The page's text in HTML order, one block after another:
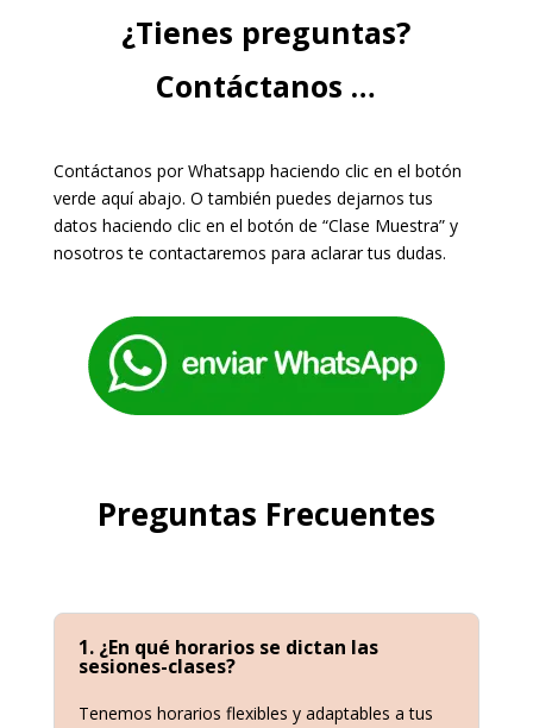
¿Tienes preguntas?
Contáctanos …
Contáctanos por Whatsapp haciendo clic en el botón
verde aquí abajo. O también puedes dejarnos tus
datos haciendo clic en el botón de “Clase Muestra” y
nosotros te contactaremos para aclarar tus dudas.
Preguntas Frecuentes
1. ¿En qué horarios se dictan las
sesiones-clases?
Tenemos horarios flexibles y adaptables a tus